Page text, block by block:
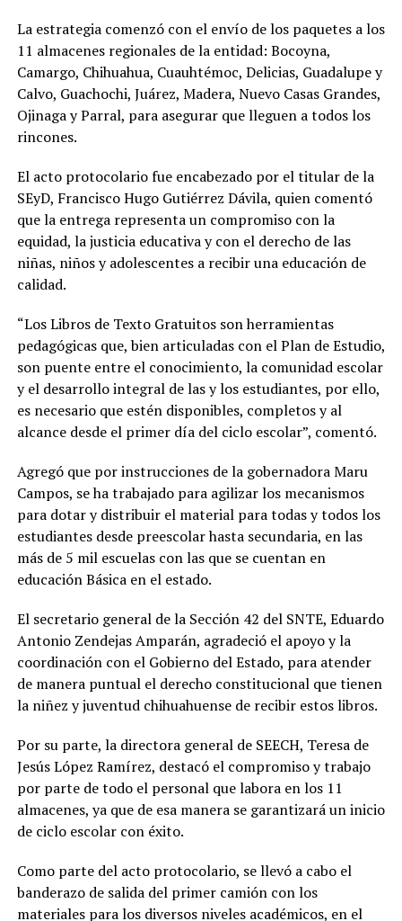
La estrategia comenzó con el envío de los paquetes a los
11 almacenes regionales de la entidad: Bocoyna,
Camargo, Chihuahua, Cuauhtémoc, Delicias, Guadalupe y
Calvo, Guachochi, Juárez, Madera, Nuevo Casas Grandes,
Ojinaga y Parral, para asegurar que lleguen a todos los
rincones.
El acto protocolario fue encabezado por el titular de la
SEyD, Francisco Hugo Gutiérrez Dávila, quien comentó
que la entrega representa un compromiso con la
equidad, la justicia educativa y con el derecho de las
niñas, niños y adolescentes a recibir una educación de
calidad.
“Los Libros de Texto Gratuitos son herramientas
pedagógicas que, bien articuladas con el Plan de Estudio,
son puente entre el conocimiento, la comunidad escolar
y el desarrollo integral de las y los estudiantes, por ello,
es necesario que estén disponibles, completos y al
alcance desde el primer día del ciclo escolar”, comentó.
Agregó que por instrucciones de la gobernadora Maru
Campos, se ha trabajado para agilizar los mecanismos
para dotar y distribuir el material para todas y todos los
estudiantes desde preescolar hasta secundaria, en las
más de 5 mil escuelas con las que se cuentan en
educación Básica en el estado.
El secretario general de la Sección 42 del SNTE, Eduardo
Antonio Zendejas Amparán, agradeció el apoyo y la
coordinación con el Gobierno del Estado, para atender
de manera puntual el derecho constitucional que tienen
la niñez y juventud chihuahuense de recibir estos libros.
Por su parte, la directora general de SEECH, Teresa de
Jesús López Ramírez, destacó el compromiso y trabajo
por parte de todo el personal que labora en los 11
almacenes, ya que de esa manera se garantizará un inicio
de ciclo escolar con éxito.
Como parte del acto protocolario, se llevó a cabo el
banderazo de salida del primer camión con los
materiales para los diversos niveles académicos, en el